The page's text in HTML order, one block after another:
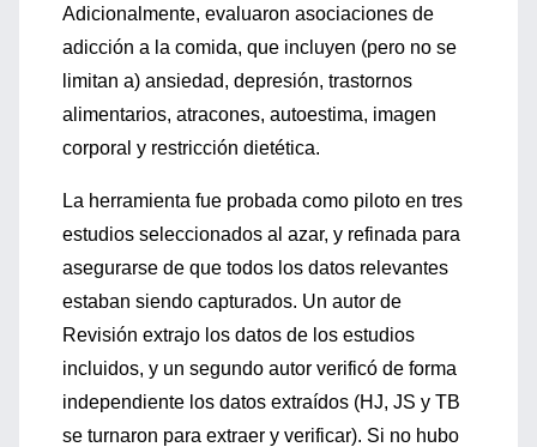
Adicionalmente, evaluaron asociaciones de
adicción a la comida, que incluyen (pero no se
limitan a) ansiedad, depresión, trastornos
alimentarios, atracones, autoestima, imagen
corporal y restricción dietética.
La herramienta fue probada como piloto en tres
estudios seleccionados al azar, y refinada para
asegurarse de que todos los datos relevantes
estaban siendo capturados. Un autor de
Revisión extrajo los datos de los estudios
incluidos, y un segundo autor verificó de forma
independiente los datos extraídos (HJ, JS y TB
se turnaron para extraer y verificar). Si no hubo